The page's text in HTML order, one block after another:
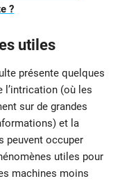
?
utiles
présente quelques
l’intrication (où les
sur de grandes
et la
peuvent occuper
utiles pour
machines moins